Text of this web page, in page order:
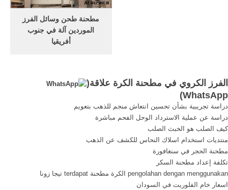
مطحنة طحن وسائل الفرز
الموردين آلة في جنوب
أفريقيا
مطحنة الكرة في . طحن
الحصول على السعر
الفرز الكروي في مطحنة الكرة علاقة(
WhatsApp
)
دراسة تجريبية بشأن تحسين انتعاش منجم للذهب بتعويم
دراسة عن عملية الاسترداد الوحل الفحم مباشرة
كيف الصلب هو الخبث الصلب
منتديات استخدام اسلاك النحاس للكشف عن الذهب
مطحنة الحجر في سنغافورة
تكلفة إعداد مطحنة السكر
pengolahan dengan menggunakan الكرة مطحنة terdapat تيجا زونا
اسعار خام الفلوريت في السودان